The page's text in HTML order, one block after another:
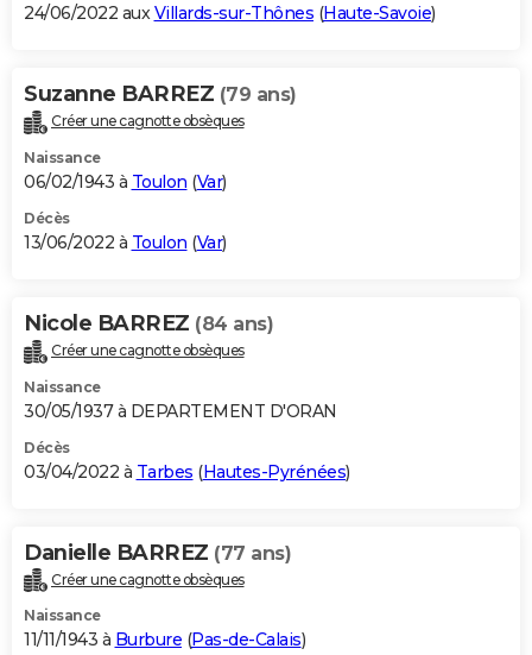
24/06/2022 auxVillards-sur-Thônes (Haute-Savoie)
Suzanne BARREZ (79 ans)
Créer une cagnotte obsèques
Naissance
06/02/1943 à Toulon (Var)
Décès
13/06/2022 à Toulon (Var)
Nicole BARREZ (84 ans)
Créer une cagnotte obsèques
Naissance
30/05/1937 à DEPARTEMENT D'ORAN
Décès
03/04/2022 à Tarbes (Hautes-Pyrénées)
Danielle BARREZ (77 ans)
Créer une cagnotte obsèques
Naissance
11/11/1943 à Burbure (Pas-de-Calais)